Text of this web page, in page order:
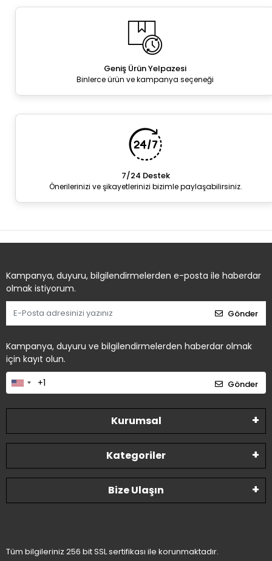
Geniş Ürün Yelpazesi
Binlerce ürün ve kampanya seçeneği
7/24 Destek
Önerilerinizi ve şikayetlerinizi bizimle paylaşabilirsiniz.
Kampanya, duyuru, bilgilendirmelerden e-posta ile haberdar
olmak istiyorum.
Gönder
Kampanya, duyuru ve bilgilendirmelerden haberdar olmak
için kayıt olun.
Gönder
Kurumsal
Kategoriler
Bize Ulaşın
Tüm bilgileriniz 256 bit SSL sertifikası ile korunmaktadır.